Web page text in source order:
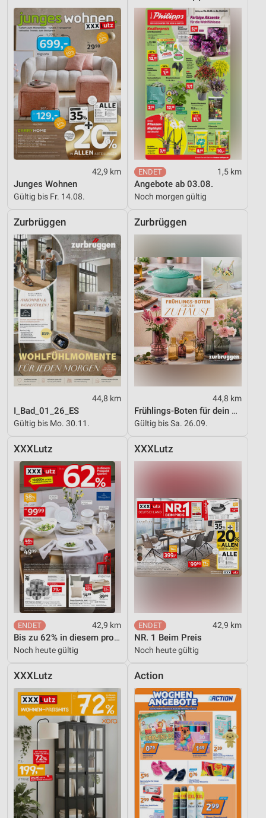
42,9 km
Junges Wohnen
Gültig bis Fr. 14.08.
1,5 km
Angebote ab 03.08.
Noch morgen gültig
Zurbrüggen
44,8 km
I_Bad_01_26_ES
Gültig bis Mo. 30.11.
Zurbrüggen
44,8 km
Frühlings-Boten für dein Zuhause
Gültig bis Sa. 26.09.
XXXLutz
42,9 km
Bis zu 62% in diesem prospekt
Noch heute gültig
XXXLutz
42,9 km
NR. 1 Beim Preis
Noch heute gültig
XXXLutz Action